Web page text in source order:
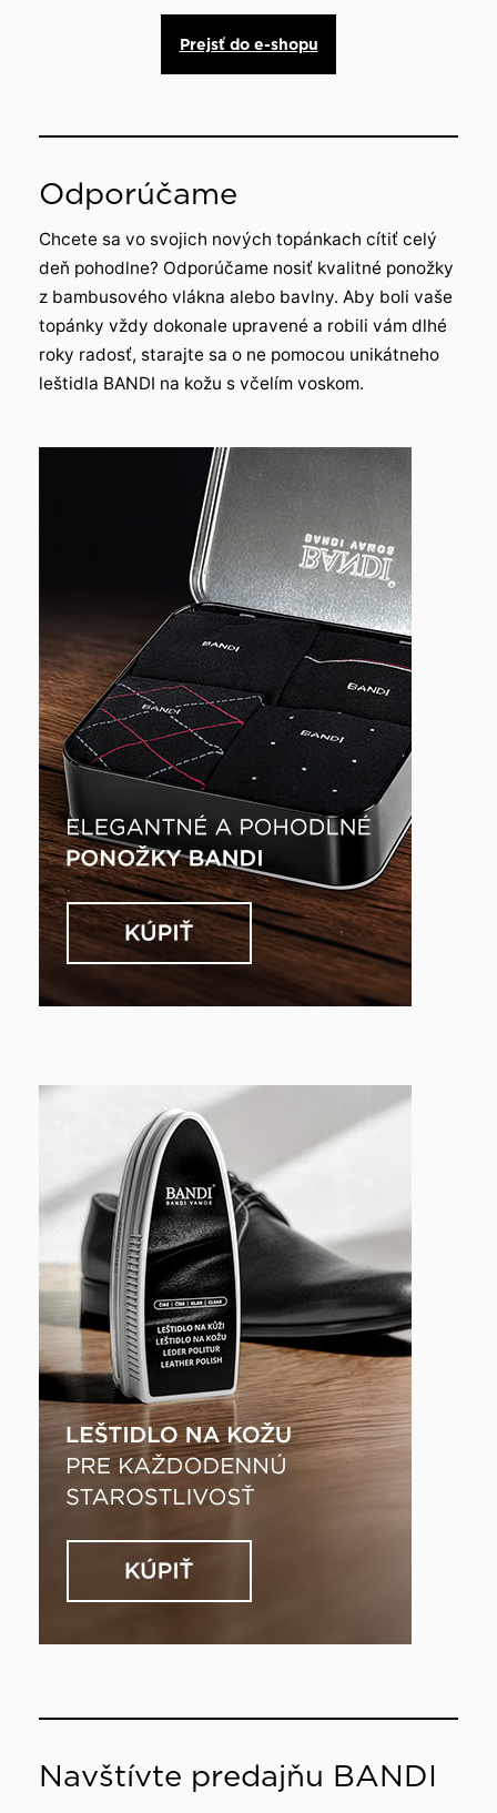
Prejsť do e-shopu
Odporúčame
Chcete sa vo svojich nových topánkach cítiť celý
deň pohodlne? Odporúčame nosiť kvalitné ponožky
z bambusového vlákna alebo bavlny. Aby boli vaše
topánky vždy dokonale upravené a robili vám dlhé
roky radosť, starajte sa o ne pomocou unikátneho
leštidla BANDI na kožu s včelím voskom.
Navštívte predajňu BANDI